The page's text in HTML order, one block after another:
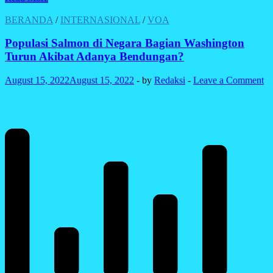
‘Super
Shield’
Mengarah
ke
Indo
BERANDA / INTERNASIONAL /VOA
Populasi Salmon di Negara Bagian Washington
Turun Akibat Adanya Bendungan?
August 15, 2022August 15, 2022 - by Redaksi - Leave a Comment